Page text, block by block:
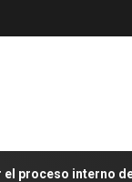
interno del PRM